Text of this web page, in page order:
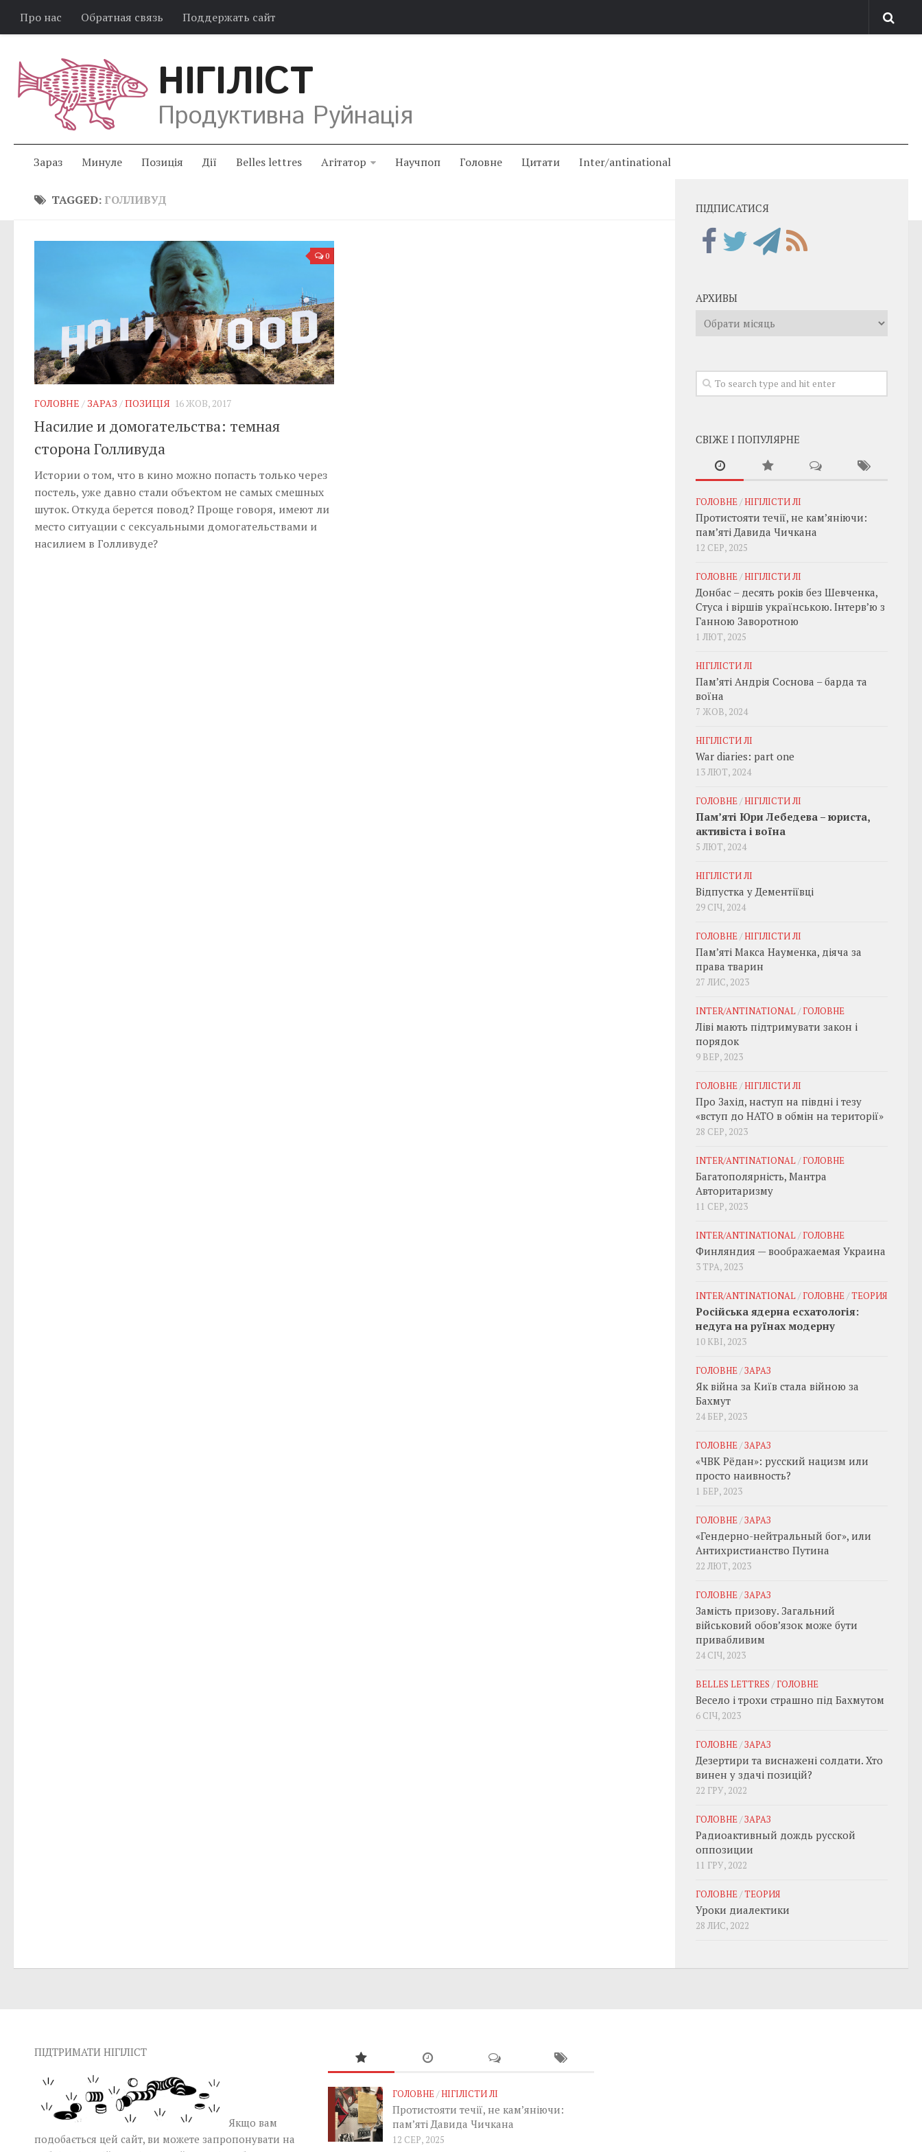
Про нас Обратная связь Поддержать сайт
НІГІЛІСТ
Продуктивна Руйнація
Зараз Минуле Позиція Дії Belles lettres Агітатор Научпоп Головне Цитати Inter/antinational
TAGGED: ГОЛЛИВУД
0
ГОЛОВНЕ / ЗАРАЗ /ПОЗИЦІЯ 16 ЖОВ, 2017
Насилие и домогательства: темная
сторона Голливуда
Истории о том, что в кино можно попасть только через
постель, уже давно стали объектом не самых смешных
шуток. Откуда берется повод? Проще говоря, имеют ли
место ситуации с сексуальными домогательствами и
насилием в Голливуде?
ПІДПИСАТИСЯ
АРХИВЫ
Архивы
СВІЖЕ І ПОПУЛЯРНЕ
ГОЛОВНЕ/НІГІЛІСТИ ЛІ
Протистояти течії, не кам’яніючи:
пам’яті Давида Чичкана
12 СЕР, 2025
ГОЛОВНЕ/НІГІЛІСТИ ЛІ
Донбас – десять років без Шевченка,
Стуса і віршів українською. Інтерв’ю з
Ганною Заворотною
1 ЛЮТ, 2025
НІГІЛІСТИ ЛІ
Пам’яті Андрія Соснова – барда та
воїна
7 ЖОВ, 2024
НІГІЛІСТИ ЛІ
War diaries: part one
13 ЛЮТ, 2024
ГОЛОВНЕ/НІГІЛІСТИ ЛІ
Пам’яті Юри Лебедева – юриста,
активіста і воїна
5 ЛЮТ, 2024
НІГІЛІСТИ ЛІ
Відпустка у Дементіївці
29 СІЧ, 2024
ГОЛОВНЕ/НІГІЛІСТИ ЛІ
Пам’яті Макса Науменка, діяча за
права тварин
27 ЛИС, 2023
INTER/ANTINATIONAL/ГОЛОВНЕ
Ліві мають підтримувати закон і
порядок
9 ВЕР, 2023
ГОЛОВНЕ/НІГІЛІСТИ ЛІ
Про Захід, наступ на півдні і тезу
«вступ до НАТО в обмін на території»
28 СЕР, 2023
INTER/ANTINATIONAL/ГОЛОВНЕ
Багатополярність, Мантра
Авторитаризму
11 СЕР, 2023
INTER/ANTINATIONAL/ГОЛОВНЕ
Финляндия — воображаемая Украина
3 ТРА, 2023
INTER/ANTINATIONAL/ГОЛОВНЕ/ТЕОРИЯ
Російська ядерна есхатологія:
недуга на руїнах модерну
10 КВІ, 2023
ГОЛОВНЕ/ЗАРАЗ
Як війна за Київ стала війною за
Бахмут
24 БЕР, 2023
ГОЛОВНЕ/ЗАРАЗ
«ЧВК Рёдан»: русский нацизм или
просто наивность?
1 БЕР, 2023
ГОЛОВНЕ/ЗАРАЗ
«Гендерно-нейтральный бог», или
Антихристианство Путина
22 ЛЮТ, 2023
ГОЛОВНЕ/ЗАРАЗ
Замість призову. Загальний
військовий обовʼязок може бути
привабливим
24 СІЧ, 2023
BELLES LETTRES /ГОЛОВНЕ
Весело і трохи страшно під Бахмутом
6 СІЧ, 2023
ГОЛОВНЕ/ЗАРАЗ
Дезертири та виснажені солдати. Хто
винен у здачі позицій?
22 ГРУ, 2022
ГОЛОВНЕ/ЗАРАЗ
Радиоактивный дождь русской
оппозиции
11 ГРУ, 2022
ГОЛОВНЕ/ТЕОРИЯ
Уроки диалектики
28 ЛИС, 2022
ПІДТРИМАТИ НІГІЛІСТ
Якщо вам
подобається цей сайт, ви можете запропонувати на
ГОЛОВНЕ/НІГІЛІСТИ ЛІ
Протистояти течії, не кам’яніючи:
пам’яті Давида Чичкана
12 СЕР, 2025